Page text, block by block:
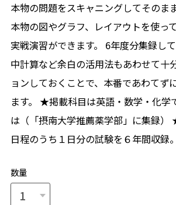
本物の問題をスキャニングしてそのま
本物の図やグラフ、レイアウトを使っ
実戦演習ができます。 6年度分集録し
中計算など余白の活用法もあわせて十
ョンしておくことで、本番であわてず
ます。 ★掲載科目は英語・数学・化学
は（「摂南大学推薦薬学部」に集録）
日程のうち１日分の試験を６年間収録。
数量